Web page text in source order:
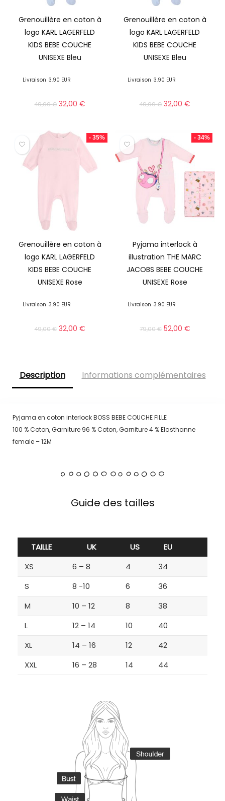
Grenouillère en coton à
logo KARL LAGERFELD
KIDS BEBE COUCHE
UNISEXE Bleu
Livraison 3.90 EUR
49,00€ 32,00€
Grenouillère en coton à
logo KARL LAGERFELD
KIDS BEBE COUCHE
UNISEXE Bleu
Livraison 3.90 EUR
49,00€ 32,00€
- 35%
Grenouillère en coton à
logo KARL LAGERFELD
KIDS BEBE COUCHE
UNISEXE Rose
Livraison 3.90 EUR
49,00€ 32,00€
- 34%
Pyjama interlock à
illustration THE MARC
JACOBS BEBE COUCHE
UNISEXE Rose
Livraison 3.90 EUR
79,00€ 52,00 €
Description Informations complémentaires
Pyjama en coton interlock BOSS BEBE COUCHE FILLE
100 % Coton, Garniture 96 % Coton, Garniture 4 % Elasthanne
female – 12M
Guide des tailles
TAILLE UK US
EU
XS
6 – 8 4
34
S
8 -10 6
36
M
10 – 12 8
38
L
12 – 14 10
40
XL
14 – 16 12
42
XXL
16 – 28 14 44